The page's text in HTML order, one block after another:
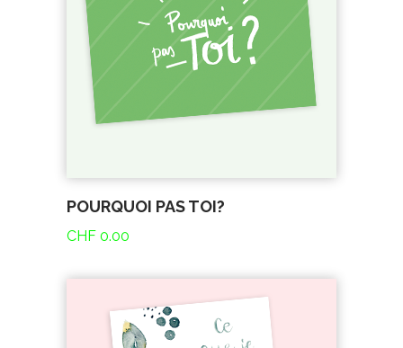
POURQUOI PAS TOI?
CHF 0.00